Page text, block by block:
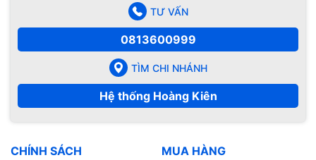
TƯ VẤN
0813600999
TÌM CHI NHÁNH
Hệ thống Hoàng Kiên
CHÍNH SÁCH MUA HÀNG